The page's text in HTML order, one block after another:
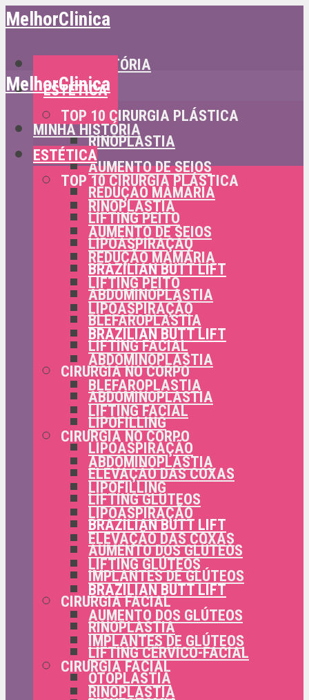
MelhorClinica
MINHA HISTÓRIA
ESTÉTICA
TOP 10 CIRURGIA PLÁSTICA
RINOPLASTIA
AUMENTO DE SEIOS
REDUÇÃO MAMÁRIA
LIFTING PEITO
LIPOASPIRAÇÃO
BRAZILIAN BUTT LIFT
ABDOMINOPLASTIA
BLEFAROPLASTIA
LIFTING FACIAL
CIRURGIA NO CORPO
ABDOMINOPLASTIA
LIPOFILLING
LIPOASPIRAÇÃO
ELEVAÇÃO DAS COXAS
LIFTING GLÚTEOS
BRAZILIAN BUTT LIFT
AUMENTO DOS GLÚTEOS
IMPLANTES DE GLÚTEOS
CIRURGIA FACIAL
RINOPLASTIA
LIFTING CÉRVICO-FACIAL
OTOPLASTIA
MelhorClinica
MINHA HISTÓRIA
ESTÉTICA
TOP 10 CIRURGIA PLÁSTICA
RINOPLASTIA
AUMENTO DE SEIOS
REDUÇÃO MAMÁRIA
LIFTING PEITO
LIPOASPIRAÇÃO
BRAZILIAN BUTT LIFT
ABDOMINOPLASTIA
BLEFAROPLASTIA
LIFTING FACIAL
CIRURGIA NO CORPO
ABDOMINOPLASTIA
LIPOFILLING
LIPOASPIRAÇÃO
ELEVAÇÃO DAS COXAS
LIFTING GLÚTEOS
BRAZILIAN BUTT LIFT
AUMENTO DOS GLÚTEOS
IMPLANTES DE GLÚTEOS
CIRURGIA FACIAL
RINOPLASTIA